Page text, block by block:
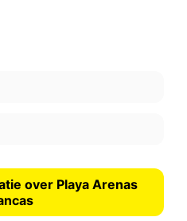
over Playa Arenas